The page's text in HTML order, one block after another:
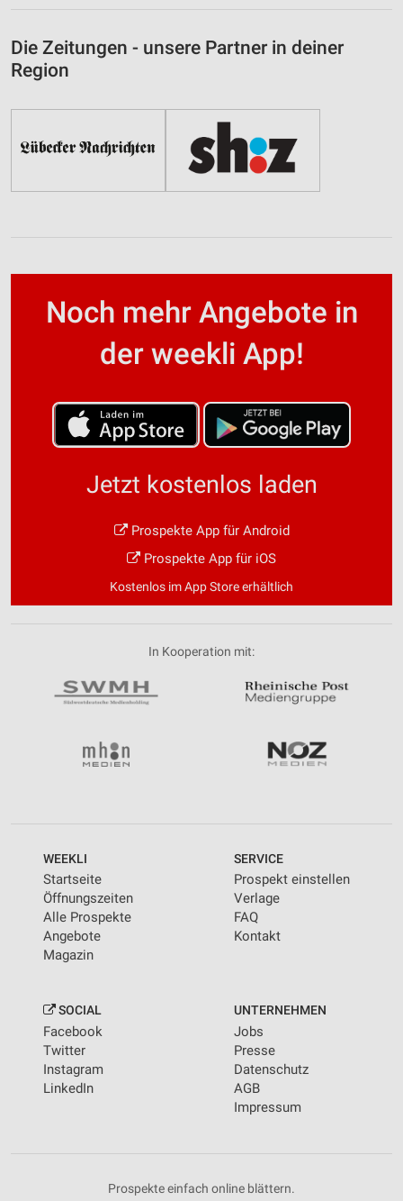
Die Zeitungen - unsere Partner in deiner
Region
Noch mehr Angebote in
der weekli App!
Jetzt kostenlos laden
Prospekte App für Android
Prospekte App für iOS
Kostenlos im App Store erhältlich
In Kooperation mit:
WEEKLI
Startseite
Öffnungszeiten
Alle Prospekte
Angebote
Magazin
SERVICE
Prospekt einstellen
Verlage
FAQ
Kontakt
SOCIAL
Facebook
Twitter
Instagram
LinkedIn
UNTERNEHMEN
Jobs
Presse
Datenschutz
AGB
Impressum
Prospekte einfach online blättern.